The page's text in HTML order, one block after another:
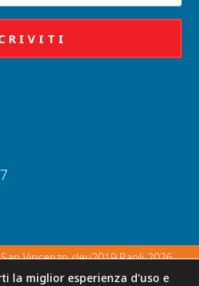
Vincenzo deu2019 Paoli 2026
la miglior esperienza d'uso e